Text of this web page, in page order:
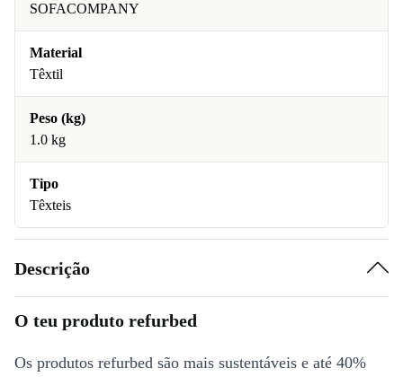
SOFACOMPANY
Material
Têxtil
Peso (kg)
1.0 kg
Tipo
Têxteis
Descrição
O teu produto refurbed
Os produtos refurbed são mais sustentáveis e até 40%